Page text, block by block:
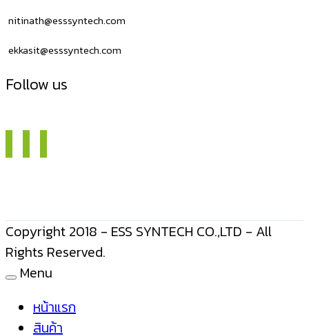
nitinath@esssyntech.com
ekkasit@esssyntech.com
Follow us
Copyright 2018 - ESS SYNTECH CO.,LTD - All
Rights Reserved.
Menu
หน้าแรก
สินค้า